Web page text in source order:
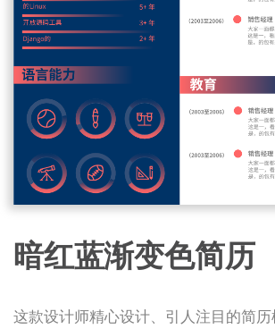
暗红蓝渐变色简历
这款设计师精心设计、引人注目的简